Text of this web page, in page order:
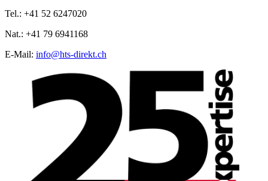
Tel.: +41 52 6247020
Nat.: +41 79 6941168
E‑Mail: info@hts-direkt.ch